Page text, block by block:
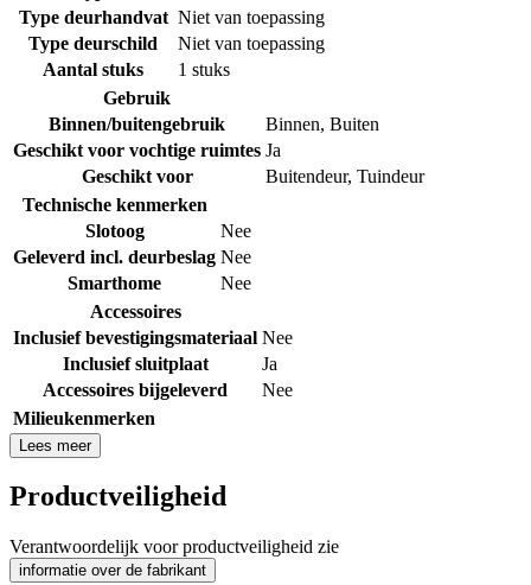
Type deurhandvat Niet van toepassing
Type deurschild
Niet van toepassing
Aantal stuks
1 stuks
Gebruik
Binnen/buitengebruik
Binnen, Buiten
Geschikt voor vochtige ruimtes Ja
Geschikt voor
Buitendeur, Tuindeur
Technische kenmerken
Slotoog
Nee
Geleverd incl. deurbeslag Nee
Smarthome
Nee
Accessoires
Inclusief bevestigingsmateriaal Nee
Inclusief sluitplaat
Ja
Accessoires bijgeleverd
Nee
Milieukenmerken
Lees meer
Productveiligheid
Verantwoordelijk voor productveiligheid zie
informatie over de fabrikant